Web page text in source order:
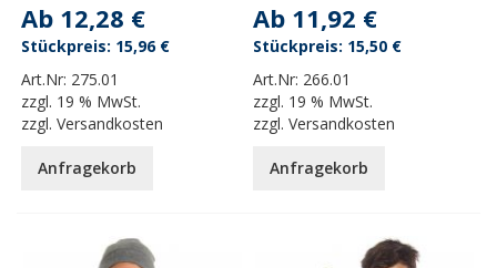
Ab 12,28 €
Art.Nr: 275.01
zzgl. 19 % MwSt.
zzgl.Versandkosten
15,96 €
Anfragekorb
Ab 11,92 €
Art.Nr: 266.01
zzgl. 19 % MwSt.
zzgl.Versandkosten
15,50 €
Anfragekorb